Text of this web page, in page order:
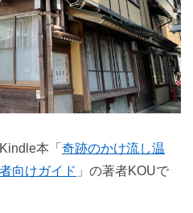
本「 奇跡のかけ流し温
向けガイド 」の著者KOUで